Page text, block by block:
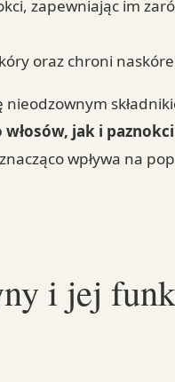
zapewniając im
oraz chroni
nieodzownym
jak i
wpływa na
i jej